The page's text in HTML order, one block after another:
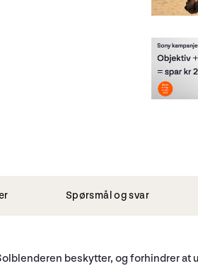
Spørsmål og svar
beskytter, og forhindrer